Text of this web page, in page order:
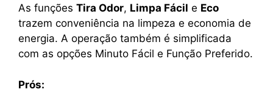
As funções Tira Odor, Limpa Fácil e Eco
trazem conveniência na limpeza e economia de
energia. A operação também é simplificada
com as opções Minuto Fácil e Função Preferido.
Prós: